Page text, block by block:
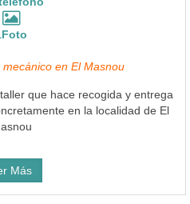
en El Masnou
que hace recogida y entrega
en la localidad de El
Más